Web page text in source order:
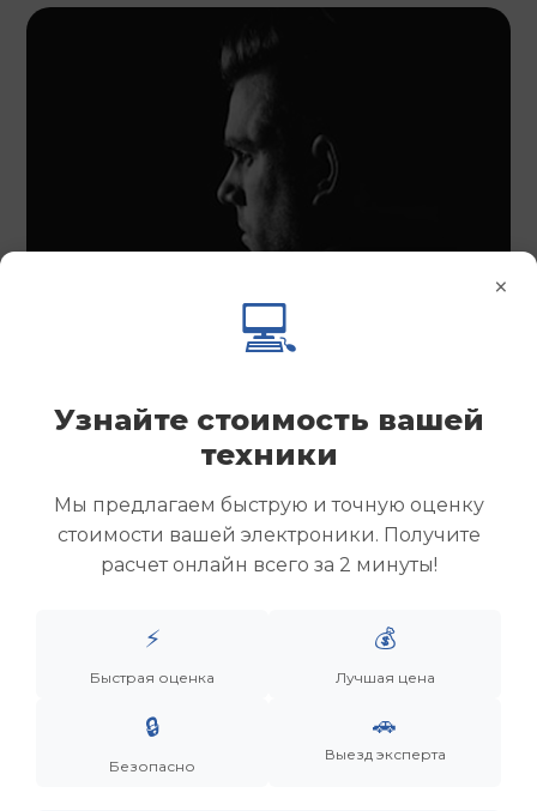
Дронов Матвей Викторович
“Мы не скупаем старую технику. Мы даем вещам
×
💻
Узнайте стоимость вашей
техники
Мы предлагаем быструю и точную оценку
стоимости вашей электроники. Получите
расчет онлайн всего за 2 минуты!
⚡
Быстрая оценка
💰
Лучшая цена
🔒
Безопасно
🚗
Выезд эксперта